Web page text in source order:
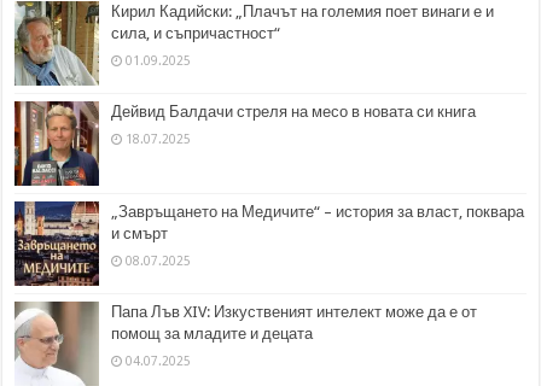
Кирил Кадийски: „Плачът на големия поет винаги е и
сила, и съпричастност“
01.09.2025
Дейвид Балдачи стреля на месо в новата си книга
18.07.2025
„Завръщането на Медичите“ – история за власт, поквара
и смърт
08.07.2025
Папа Лъв XIV: Изкуственият интелект може да е от
помощ за младите и децата
04.07.2025